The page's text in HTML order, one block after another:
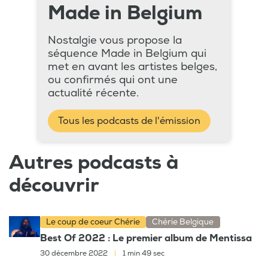
Made in Belgium
Nostalgie vous propose la
séquence Made in Belgium qui
met en avant les artistes belges,
ou confirmés qui ont une
actualité récente.
Tous les podcasts de l'émission
Autres podcasts à
découvrir
Le coup de coeur Chérie Chérie Belgique
Best Of 2022 : Le premier album de Mentissa
30 décembre 2022 1 min 49 sec